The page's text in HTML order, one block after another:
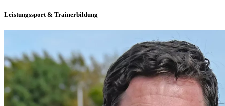
Leistungssport & Trainerbildung